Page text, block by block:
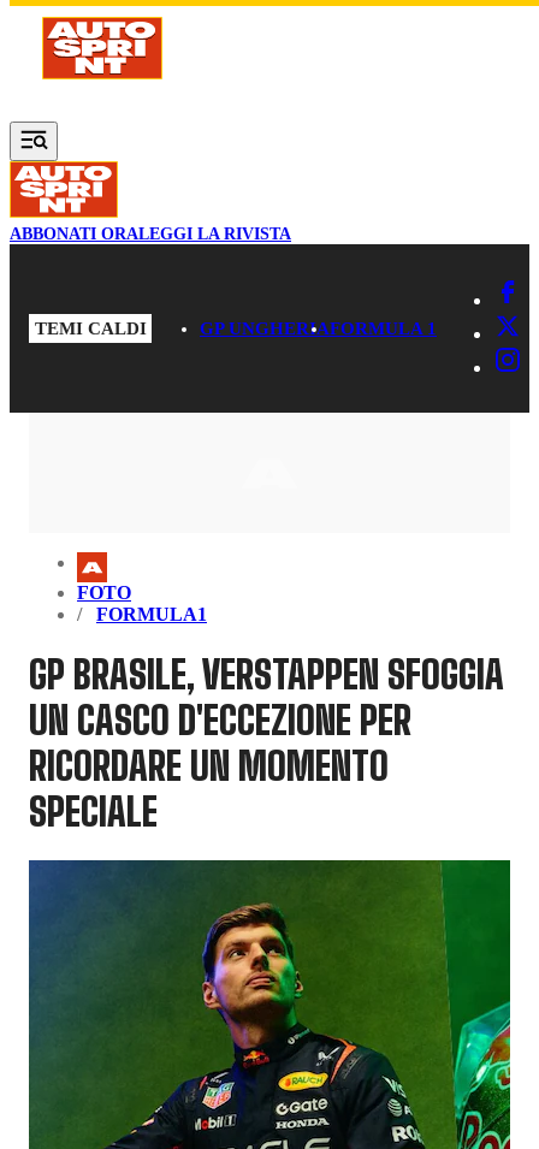
Vai al contenuto principale
ABBONATI ORALEGGI LA RIVISTA
TEMI CALDI GP UNGHERIAFORMULA 1
FOTO
FORMULA1
GP BRASILE, VERSTAPPEN SFOGGIA
UN CASCO D'ECCEZIONE PER
RICORDARE UN MOMENTO
SPECIALE